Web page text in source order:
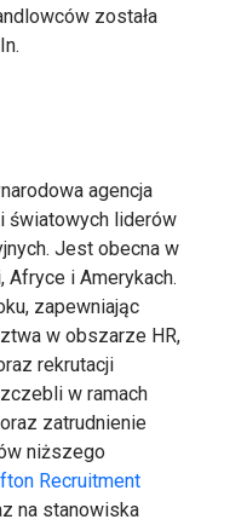
została
agencja
światowych liderów
Jest obecna w
Afryce i Amerykach.
zapewniając
w obszarze HR,
rekrutacji
w ramach
zatrudnienie
niższego
Recruitment
na stanowiska